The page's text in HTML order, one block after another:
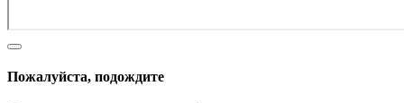
Пожалуйста, подождите